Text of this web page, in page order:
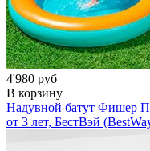
4'980 руб
В корзину
Надувной батут Фишер
от 3 лет, БестВэй